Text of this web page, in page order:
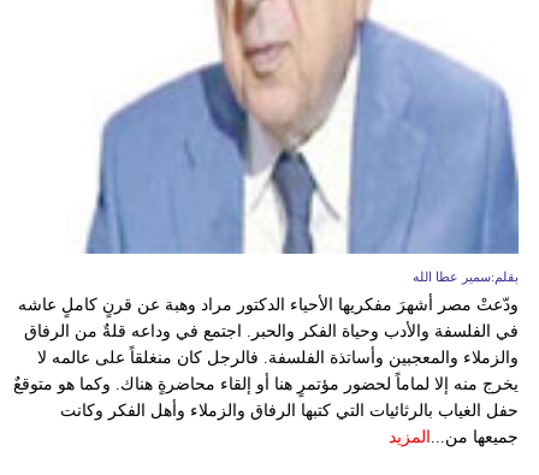
بقلم:سمير عطا الله
ودّعتْ مصر أشهرَ مفكريها الأحياء الدكتور مراد وهبة عن قرنٍ كاملٍ عاشه
في الفلسفة والأدب وحياة الفكر والحبر. اجتمع في وداعه قلةٌ من الرفاق
والزملاء والمعجبين وأساتذة الفلسفة. فالرجل كان منغلقاً على عالمه لا
يخرج منه إلا لماماً لحضور مؤتمرٍ هنا أو إلقاء محاضرةٍ هناك. وكما هو متوقعٌ
حفل الغياب بالرثائيات التي كتبها الرفاق والزملاء وأهل الفكر وكانت
جميعها من... المزيد